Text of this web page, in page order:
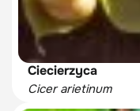
Ciecierzyca
Cicer arietinum